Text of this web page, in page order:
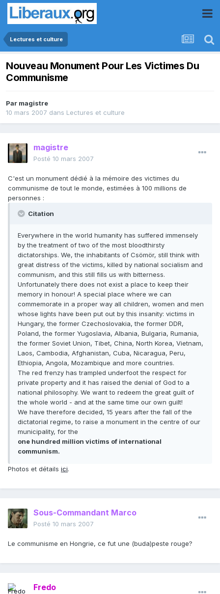
Lectures et culture
Nouveau Monument Pour Les Victimes Du
Communisme
Par magistre
10 mars 2007 dans Lectures et culture
magistre
Posté 10 mars 2007
C'est un monument dédié à la mémoire des victimes du
communisme de tout le monde, estimées à 100 millions de
personnes :
Citation
Everywhere in the world humanity has suffered immensely
by the treatment of two of the most bloodthirsty
dictatorships. We, the inhabitants of Csömör, still think with
great distress of the victims, killed by national socialism and
communism, and this still fills us with bitterness.
Unfortunately there does not exist a place to keep their
memory in honour! A special place where we can
commemorate in a proper way all children, women and men
whose lights have been put out by this insanity: victims in
Hungary, the former Czechoslovakia, the former DDR,
Poland, the former Yugoslavia, Albania, Bulgaria, Rumania,
the former Soviet Union, Tibet, China, North Korea, Vietnam,
Laos, Cambodia, Afghanistan, Cuba, Nicaragua, Peru,
Ethiopia, Angola, Mozambique and more countries.
The red frenzy has trampled underfoot the respect for
private property and it has raised the denial of God to a
national philosophy. We want to redeem the great guilt of
the whole world - and at the same time our own guilt!
We have therefore decided, 15 years after the fall of the
dictatorial regime, to raise a monument in the centre of our
municipality, for the
one hundred million victims of international
communism.
Photos et détails ici.
Sous-Commandant Marco
Posté 10 mars 2007
Le communisme en Hongrie, ce fut une (buda)peste rouge?
Fredo